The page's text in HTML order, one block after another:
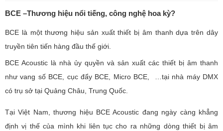
BCE –Thương hiệu nổi tiếng, công nghệ hoa kỳ?
BCE là một thương hiệu sản xuất thiết bị âm thanh dựa trên dây
truyền tiên tiến hàng đầu thế giới.
BCE Acoustic là nhà ủy quyền và sản xuất các thiết bị âm thanh
như vang số BCE, cục đẩy BCE, Micro BCE, …tại nhà máy DMX
có trụ sở tại Quảng Châu, Trung Quốc.
Tại Việt Nam, thương hiệu BCE Acoustic đang ngày càng khẳng
định vị thế của mình khi liên tục cho ra những dòng thiết bị âm